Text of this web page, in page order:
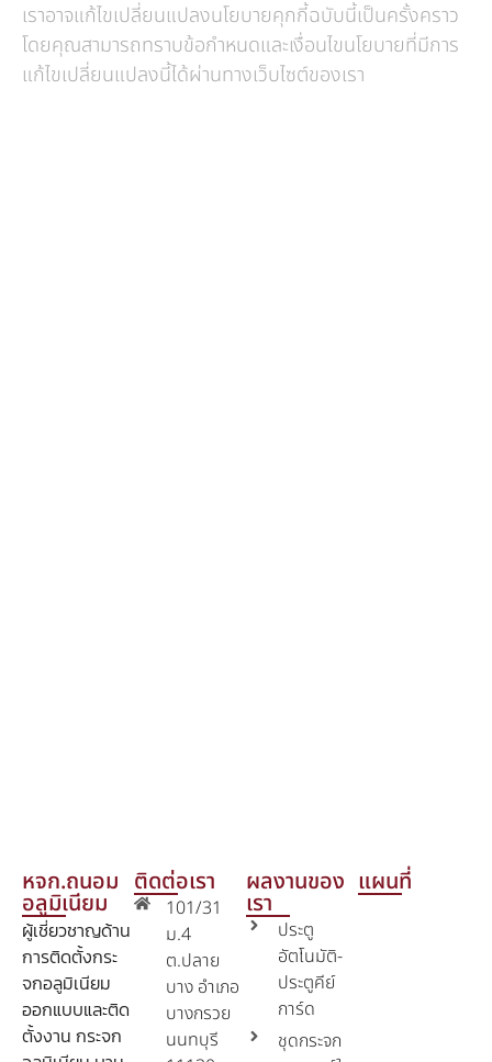
เราอาจแก้ไขเปลี่ยนแปลงนโยบายคุกกี้ฉบับนี้เป็นครั้งคราว
โดยคุณสามารถทราบข้อกำหนดและเงื่อนไขนโยบายที่มีการ
แก้ไขเปลี่ยนแปลงนี้ได้ผ่านทางเว็บไซต์ของเรา
หจก.ถนอม
อลูมิเนียม
ผู้เชี่ยวชาญด้าน
การติดตั้งกระ
จกอลูมิเนียม
ออกแบบและติด
ตั้งงาน กระจก
ติดต่อเรา
101/31
ม.4
ต.ปลาย
บาง อำเภอ
บางกรวย
นนทบุรี
ผลงานของ
เรา
ประตู
อัตโนมัติ-
ประตูคีย์
การ์ด
ชุดกระจก
แผนที่